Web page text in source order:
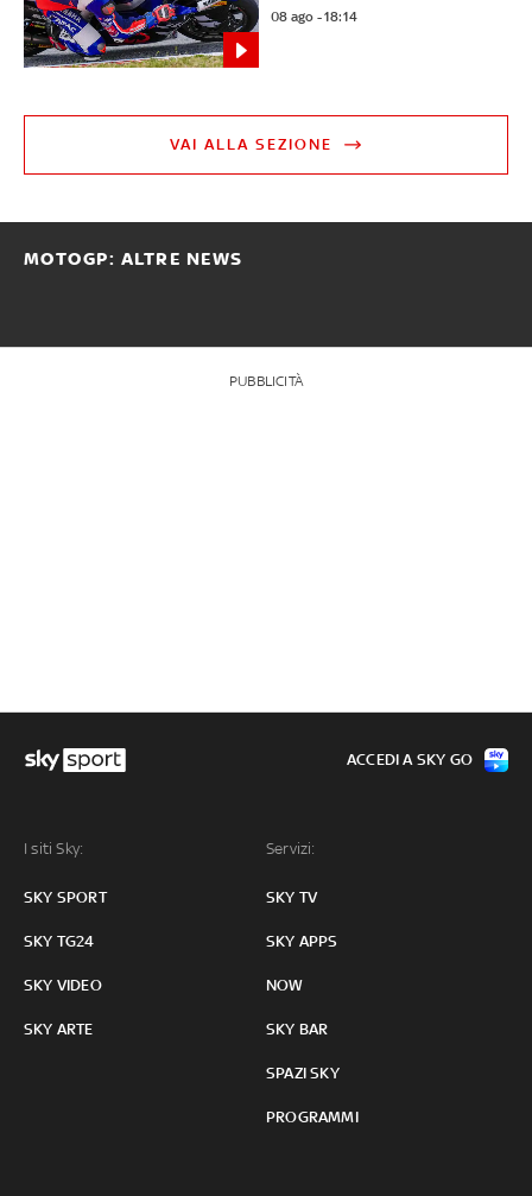
08 ago - 18:14
VAI ALLA SEZIONE
MOTOGP: ALTRE NEWS
PUBBLICITÀ
I siti Sky:
SKY SPORT
SKY TG24
SKY VIDEO
SKY ARTE
Servizi:
SKY TV
SKY APPS
NOW
SKY BAR
SPAZI SKY
PROGRAMMI
ACCEDI A SKY GO